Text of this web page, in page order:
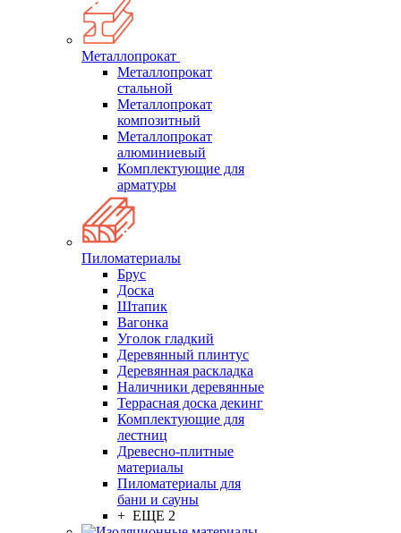
Металлопрокат
Металлопрокат
стальной
Металлопрокат
композитный
Металлопрокат
алюминиевый
Комплектующие для
арматуры
Пиломатериалы
Брус
Доска
Штапик
Вагонка
Уголок гладкий
Деревянный плинтус
Деревянная раскладка
Наличники деревянные
Террасная доска декинг
Комплектующие для
лестниц
Древесно-плитные
материалы
Пиломатериалы для
бани и сауны
+ ЕЩЕ 2